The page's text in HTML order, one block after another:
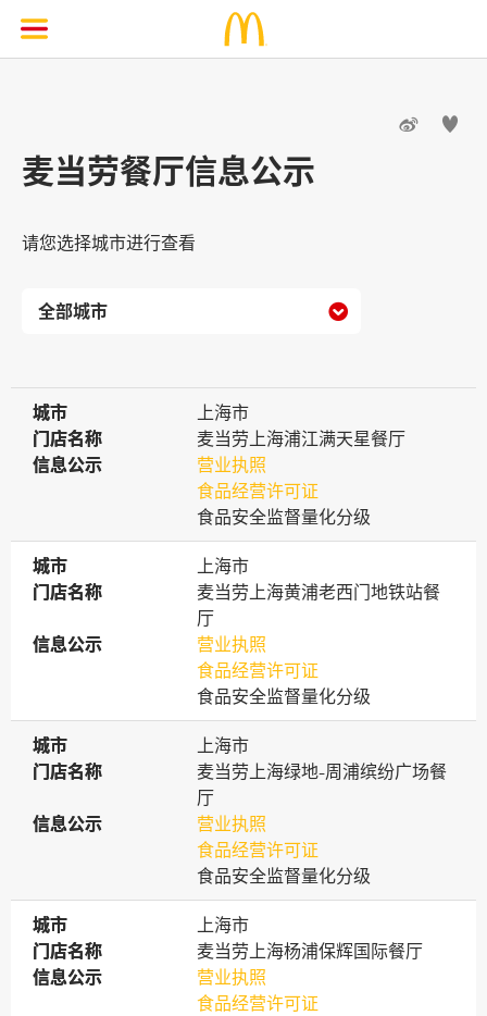
 
麦当劳餐厅信息公示
请您选择城市进行查看

城市
城市
上海市
门店名称
门店名称
麦当劳上海浦江满天星餐厅
信息公示
信息公示
营业执照
食品经营许可证
食品安全监督量化分级
城市
城市
上海市
门店名称
门店名称
麦当劳上海黄浦老西门地铁站餐
厅
信息公示
信息公示
营业执照
食品经营许可证
食品安全监督量化分级
城市
城市
上海市
门店名称
门店名称
麦当劳上海绿地-周浦缤纷广场餐
厅
信息公示
信息公示
营业执照
食品经营许可证
食品安全监督量化分级
城市
城市
上海市
门店名称
门店名称
麦当劳上海杨浦保辉国际餐厅
信息公示
信息公示
营业执照
食品经营许可证